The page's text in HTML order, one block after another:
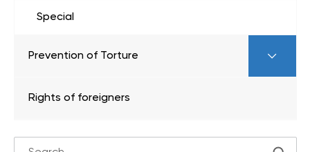
Special
Prevention of Torture
Rights of foreigners